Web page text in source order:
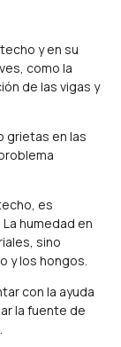
y en su
como la
de las vigas y
grietas en las
es
humedad en
sino
y los hongos.
con la ayuda
la fuente de